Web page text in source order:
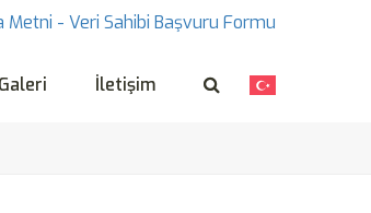
Metni - Veri Sahibi Başvuru Formu
Galeri İletişim